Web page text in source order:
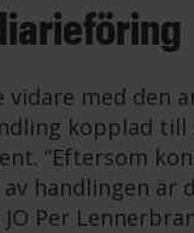
med den
kopplad
”Eftersom
handlingen
Per